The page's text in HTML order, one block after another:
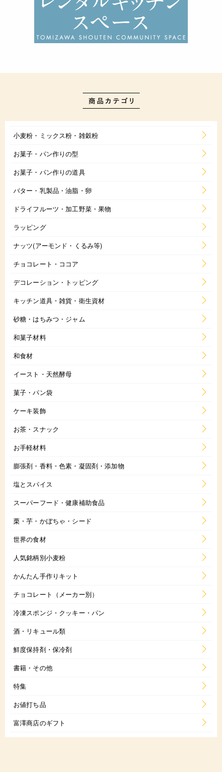
小麦粉・ミックス粉・雑穀粉
お菓子・パン作りの型
お菓子・パン作りの道具
バター・乳製品・油脂・卵
ドライフルーツ・加工野菜・果物
ラッピング
ナッツ(アーモンド・くるみ等)
チョコレート・ココア
デコレーション・トッピング
キッチン道具・雑貨・衛生資材
砂糖・はちみつ・ジャム
和菓子材料
和食材
イースト・天然酵母
菓子・パン袋
ケーキ装飾
お茶・スナック
お手軽材料
膨張剤・香料・色素・凝固剤・添加物
塩とスパイス
スーパーフード・健康補助食品
栗・芋・かぼちゃ・シード
世界の食材
人気銘柄別小麦粉
かんたん手作りキット
チョコレート（メーカー別）
冷凍スポンジ・クッキー・パン
酒・リキュール類
鮮度保持剤・保冷剤
書籍・その他
特集
お値打ち品
富澤商店のギフト